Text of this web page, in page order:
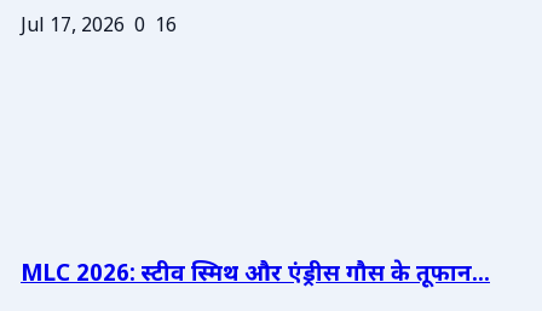
Jul 17, 2026 0 16
MLC 2026: स्टीव स्मिथ और एंड्रीस गौस के तूफान...